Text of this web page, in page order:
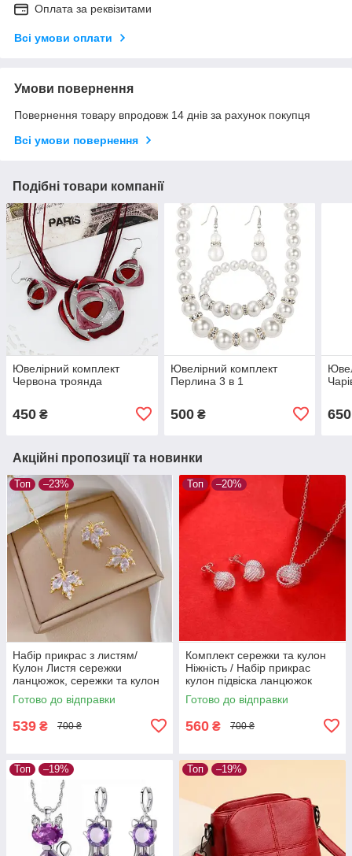
Оплата за реквізитами
Всі умови оплати
Умови повернення
Повернення товару впродовж 14 днів за рахунок покупця
Всі умови повернення
Подібні товари компанії
Ювелірний комплект
Червона троянда
450 ₴
Ювелірний комплект
Перлина 3 в 1
500₴ 650
Акційні пропозиції та новинки
Топ –23%
Набір прикрас з листям/
Кулон Листя сережки
ланцюжок, сережки та кулон
на ланцюжку, жіночий
комплект біжутерії
Готово до відправки
539 ₴ 700 ₴
Топ –20%
Комплект сережки та кулон
Ніжність / Набір прикрас
кулон підвіска ланцюжок
Готово до відправки
560 ₴ 700 ₴
Топ –19% Топ –19%